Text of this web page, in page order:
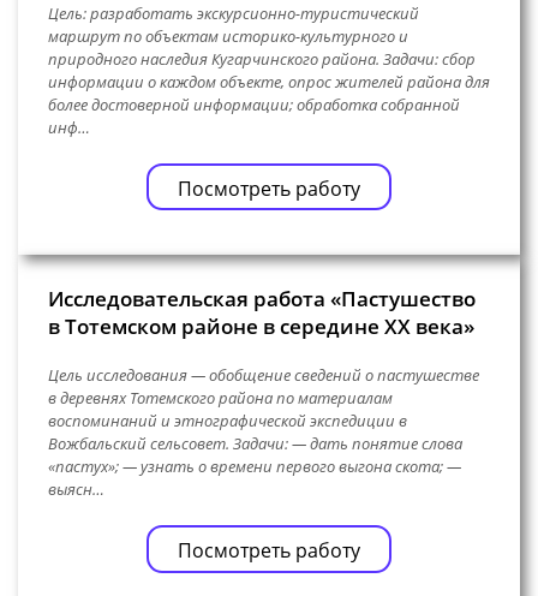
Цель: разработать экскурсионно-туристический
маршрут по объектам историко-культурного и
природного наследия Кугарчинского района. Задачи: сбор
информации о каждом объекте, опрос жителей района для
более достоверной информации; обработка собранной
инф…
Посмотреть работу
Исследовательская работа «Пастушество
в Тотемском районе в середине XX века»
Цель исследования — обобщение сведений о пастушестве
в деревнях Тотемского района по материалам
воспоминаний и этнографической экспедиции в
Вожбальский сельсовет. Задачи: — дать понятие слова
«пастух»; — узнать о времени первого выгона скота; —
выясн…
Посмотреть работу